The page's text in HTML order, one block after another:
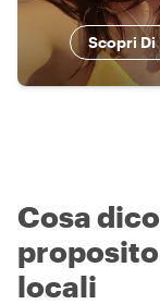
Scopri Di
Cosa
locali